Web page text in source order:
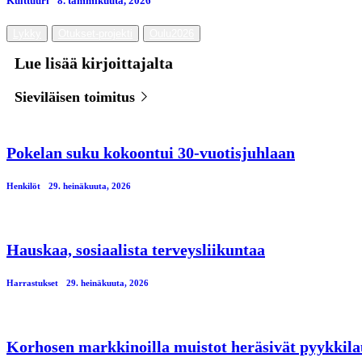
Lue lisää kirjoittajalta
Sieviläisen toimitus
Pokelan suku kokoontui 30-vuotisjuhlaan
Henkilöt 29. heinäkuuta, 2026
Hauskaa, sosiaalista terveysliikuntaa
Harrastukset 29. heinäkuuta, 2026
Korhosen markkinoilla muistot heräsivät